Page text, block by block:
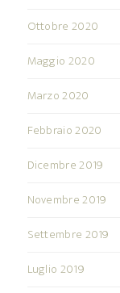
Ottobre 2020
Maggio 2020
Marzo 2020
Febbraio 2020
Dicembre 2019
Novembre 2019
Settembre 2019
Luglio 2019